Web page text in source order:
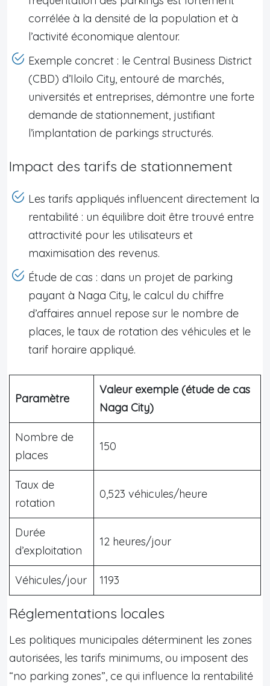
corrélée à la densité de la population et à
l’activité économique alentour.
Exemple concret : le Central Business District
(CBD) d’Iloilo City, entouré de marchés,
universités et entreprises, démontre une forte
demande de stationnement, justifiant
l’implantation de parkings structurés.
Impact des tarifs de stationnement
Les tarifs appliqués influencent directement la
rentabilité : un équilibre doit être trouvé entre
attractivité pour les utilisateurs et
maximisation des revenus.
Étude de cas : dans un projet de parking
payant à Naga City, le calcul du chiffre
d’affaires annuel repose sur le nombre de
places, le taux de rotation des véhicules et le
tarif horaire appliqué.
Paramètre
Valeur exemple (étude de cas
Naga City)
Nombre de
places
150
Taux de
rotation
0,523 véhicules/heure
Durée
d’exploitation
12 heures/jour
Véhicules/jour 1193
Réglementations locales
Les politiques municipales déterminent les zones
autorisées, les tarifs minimums, ou imposent des
“no parking zones”, ce qui influence la rentabilité